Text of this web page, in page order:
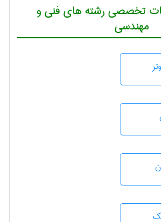
تخصصی رشته های فنی و
مهندسی